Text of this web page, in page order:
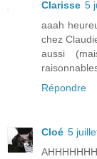
Clarisse 5
aaah
chez
aussi
Répondre
Cloé 5